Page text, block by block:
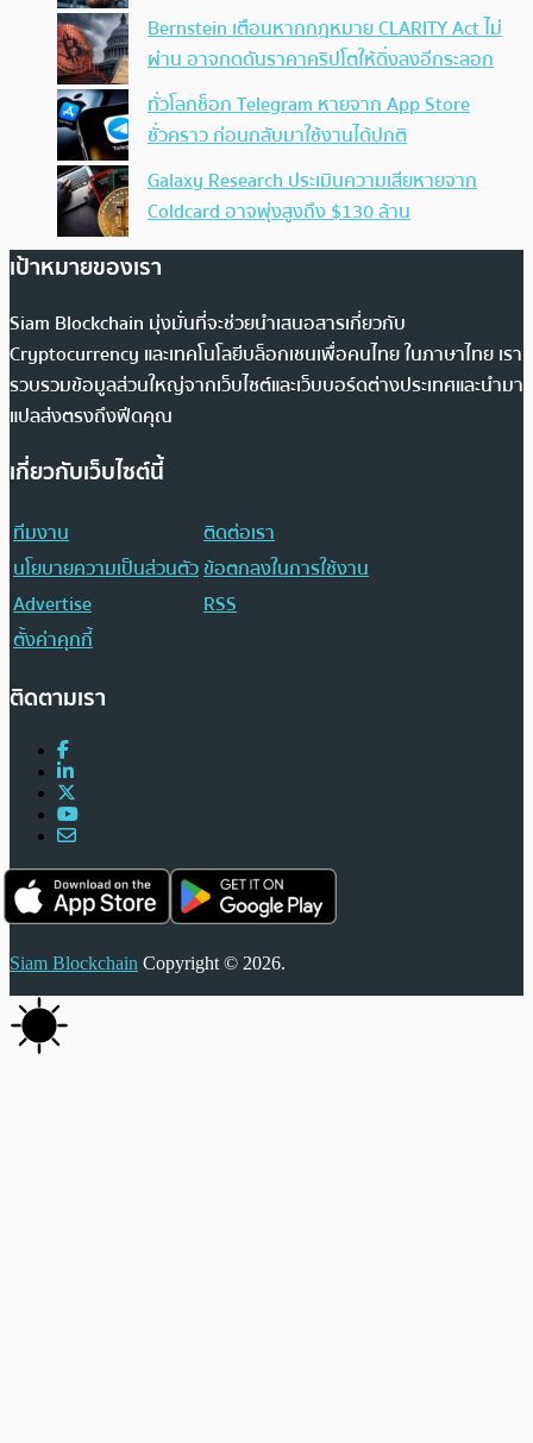
Bernstein เตือนหากกฎหมาย CLARITY Act ไม่
ผ่าน อาจกดดันราคาคริปโตให้ดิ่งลงอีกระลอก
ทั่วโลกช็อก Telegram หายจาก App Store
ชั่วคราว ก่อนกลับมาใช้งานได้ปกติ
Galaxy Research ประเมินความเสียหายจาก
Coldcard อาจพุ่งสูงถึง $130 ล้าน
เป้าหมายของเรา
Siam Blockchain มุ่งมั่นที่จะช่วยนำเสนอสารเกี่ยวกับ
Cryptocurrency และเทคโนโลยีบล็อกเชนเพื่อคนไทย ในภาษาไทย เรา
รวบรวมข้อมูลส่วนใหญ่จากเว็บไซต์และเว็บบอร์ดต่างประเทศและนำมา
แปลส่งตรงถึงฟีดคุณ
เกี่ยวกับเว็บไซต์นี้
ทีมงาน
ติดต่อเรา
นโยบายความเป็นส่วนตัวข้อตกลงในการใช้งาน
Advertise
RSS
ตั้งค่าคุกกี้
ติดตามเรา
Siam Blockchain Copyright © 2026.